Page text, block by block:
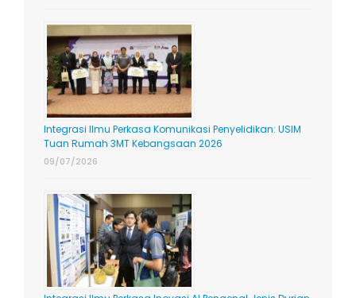
Integrasi Ilmu Perkasa Komunikasi Penyelidikan: USIM
Tuan Rumah 3MT Kebangsaan 2026
09/07/2026